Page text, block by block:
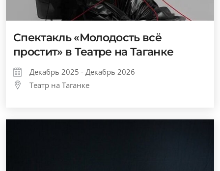
Спектакль «Молодость всё
простит» в Театре на Таганке
Декабрь 2025 - Декабрь 2026
Театр на Таганке